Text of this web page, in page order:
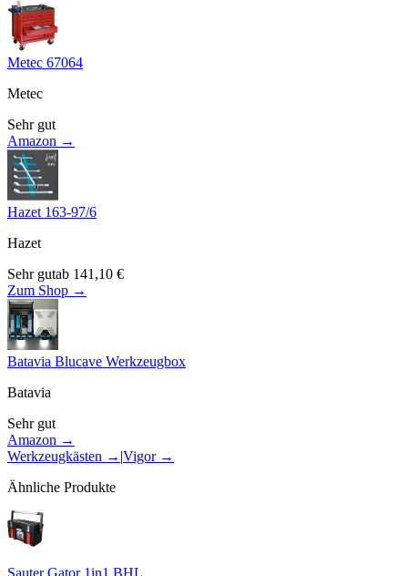
Metec 67064
Metec
Sehr gut
Amazon →
Hazet 163-97/6
Hazet
Sehr gutab 141,10 €
Zum Shop →
Batavia Blucave Werkzeugbox
Batavia
Sehr gut
Amazon →
Werkzeugkästen → |Vigor→
Ähnliche Produkte
Sauter Gator 1in1 BHL